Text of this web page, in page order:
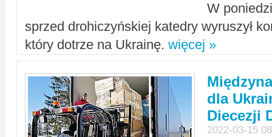
W
sprzed drohiczyńskiej katedry wyruszył
który dotrze na Ukrainę. więcej »
dla
Diecezji
2022-03-15